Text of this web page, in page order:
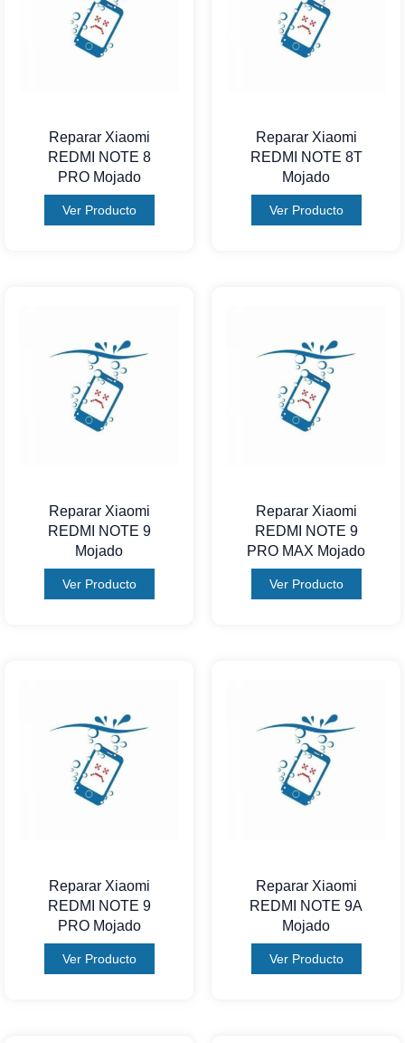
Reparar Xiaomi
REDMI NOTE 8
PRO Mojado
Ver Producto
Reparar Xiaomi
REDMI NOTE 8T
Mojado
Ver Producto
Reparar Xiaomi
REDMI NOTE 9
Mojado
Ver Producto
Reparar Xiaomi
REDMI NOTE 9
PRO MAX Mojado
Ver Producto
Reparar Xiaomi
REDMI NOTE 9
PRO Mojado
Ver Producto
Reparar Xiaomi
REDMI NOTE 9A
Mojado
Ver Producto